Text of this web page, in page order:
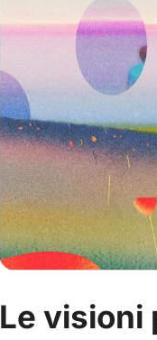
Le visioni